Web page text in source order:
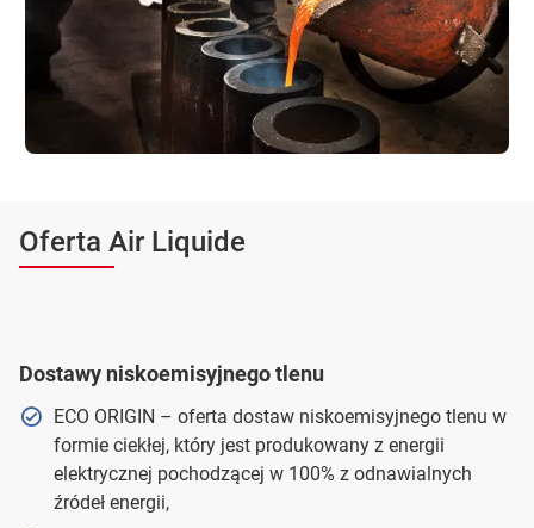
Oferta Air Liquide
Dostawy niskoemisyjnego tlenu
ECO ORIGIN – oferta dostaw niskoemisyjnego tlenu w
formie ciekłej, który jest produkowany z energii
elektrycznej pochodzącej w 100% z odnawialnych
źródeł energii,